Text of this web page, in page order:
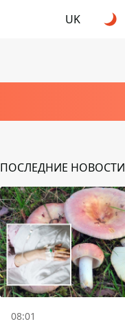
UK
ПОСЛЕДНИЕ НОВОСТИ
08:01